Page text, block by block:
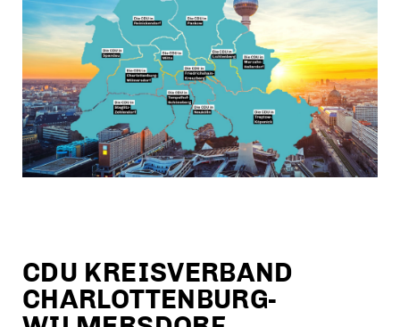
CDU KREISVERBAND
CHARLOTTENBURG-